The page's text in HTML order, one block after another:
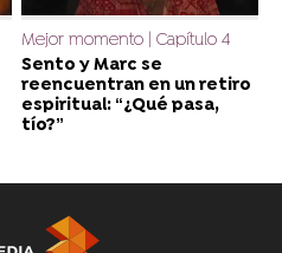
Mejor momento | Capítulo 4
Sento y Marc se
reencuentran en un retiro
espiritual: “¿Qué pasa,
tío?”